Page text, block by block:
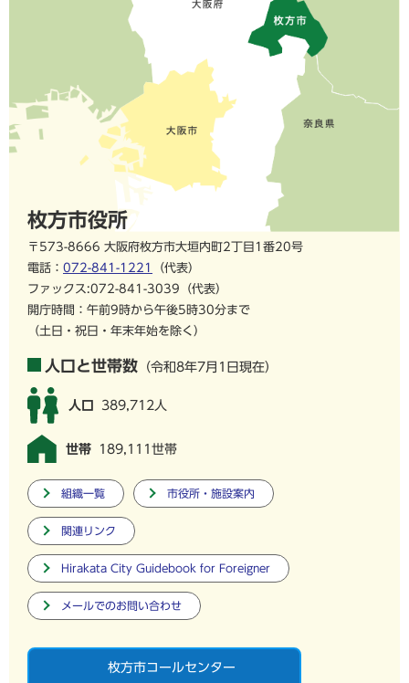
枚方市役所
〒573-8666 大阪府枚方市大垣内町2丁目1番20号
電話： 072-841-1221
（代表）
ファックス:072-841-3039（代表）
開庁時間：午前9時から午後5時30分まで
（土日・祝日・年末年始を除く）
人口と世帯数 （令和8年7月1日現在）
人口 389,712人
世帯 189,111世帯
組織一覧 市役所・施設案内
関連リンク
Hirakata City Guidebook for Foreigner
メールでのお問い合わせ
枚方市コールセンター